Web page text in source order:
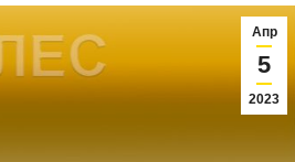
Апр
5
2023